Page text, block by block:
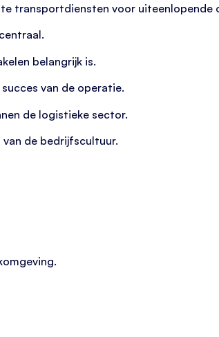
transportdiensten voor uiteenlopende
belangrijk is.
van de operatie.
de logistieke sector.
de bedrijfscultuur.